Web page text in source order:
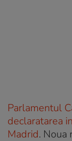
Parlamentul
declaratarea
Madrid. Noua